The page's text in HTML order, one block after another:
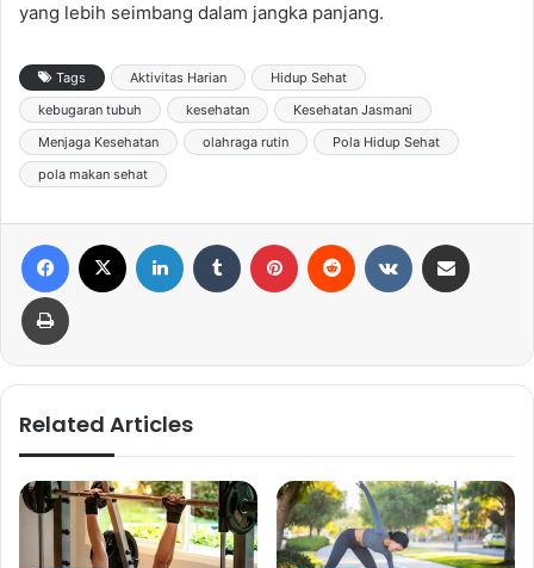
yang lebih seimbang dalam jangka panjang.
Tags Aktivitas Harian
Hidup Sehat
kebugaran tubuh
kesehatan
Kesehatan Jasmani
Menjaga Kesehatan
olahraga rutin
Pola Hidup Sehat
pola makan sehat
Related Articles